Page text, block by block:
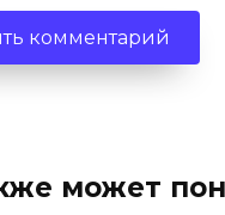
может